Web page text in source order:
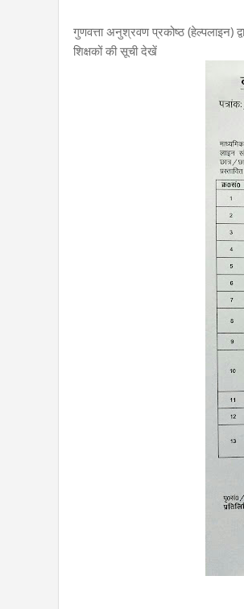
गुणवत्ता अनुश्रवण प्रकोष्ठ (हेल्पलाइन)
शिक्षकों की सूची देखें